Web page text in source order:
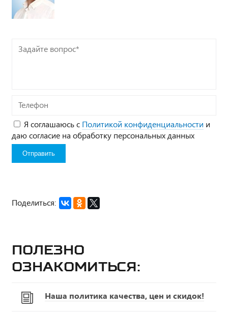
Задайте
вопрос*
Телефон
Я соглашаюсь с Политикой конфиденциальности и
даю согласие на обработку персональных данных
Поделиться:
Полезно
ознакомиться:
Наша политика качества, цен и скидок!